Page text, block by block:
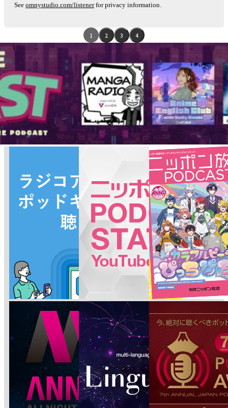
See omnystudio.com/listenerfor privacy information.
ピ
ソ
ー
ド
リ
ス
ト
ン
1 2 3 4